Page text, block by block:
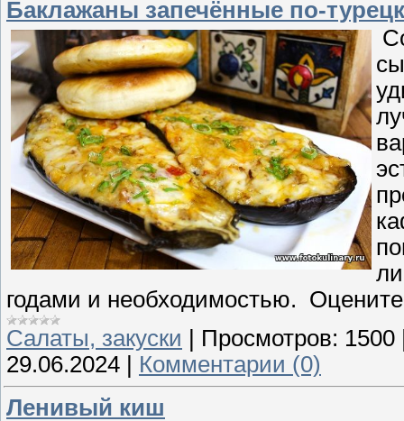
Баклажаны запечённые по-
годами и необходимостью.
Cалаты, закуски
Просмотров: 1500
29.06.2024
Комментарии (0)
Ленивый киш